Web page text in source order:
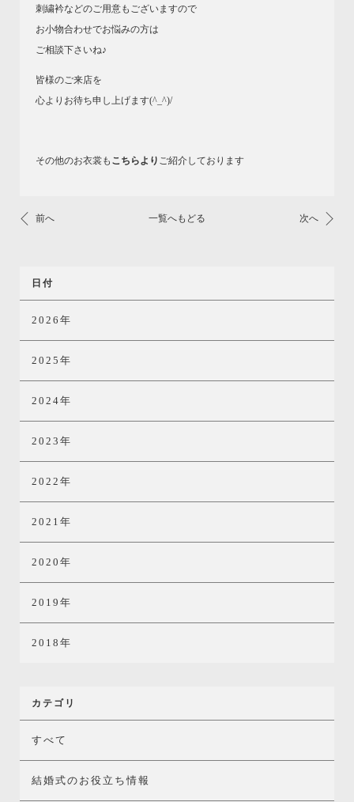
刺繍衿などのご用意もございますので
お小物合わせでお悩みの方は
ご相談下さいね♪
皆様のご来店を
心よりお待ち申し上げます(^_^)/
その他のお衣裳も こちらより ご紹介しております
前へ 一覧へもどる 次へ
日付
2026年
2025年
2024年
2023年
2022年
2021年
2020年
2019年
2018年
カテゴリ
すべて
結婚式のお役立ち情報